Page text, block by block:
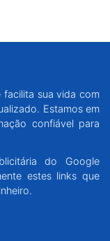
facilita sua vida com
Estamos em
confiável para
do Google
estes links que